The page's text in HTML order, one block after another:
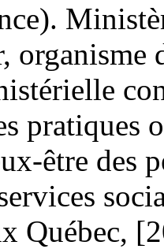
organisme
pratiques
être des
Québec,